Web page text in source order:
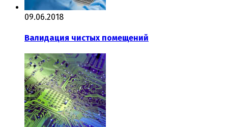
09.06.2018
Валидация чистых помещений